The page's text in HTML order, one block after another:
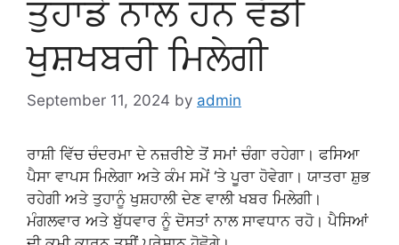
ਤੁਹਾਡੇ ਨਾਲ ਹਨ ਵੱਡੀ
ਖੁਸ਼ਖਬਰੀ ਮਿਲੇਗੀ
September 11, 2024 by admin
ਰਾਸ਼ੀ ਵਿੱਚ ਚੰਦਰਮਾ ਦੇ ਨਜ਼ਰੀਏ ਤੋਂ ਸਮਾਂ ਚੰਗਾ ਰਹੇਗਾ। ਫਸਿਆ
ਪੈਸਾ ਵਾਪਸ ਮਿਲੇਗਾ ਅਤੇ ਕੰਮ ਸਮੇਂ ‘ਤੇ ਪੂਰਾ ਹੋਵੇਗਾ। ਯਾਤਰਾ ਸ਼ੁਭ
ਰਹੇਗੀ ਅਤੇ ਤੁਹਾਨੂੰ ਖੁਸ਼ਹਾਲੀ ਦੇਣ ਵਾਲੀ ਖਬਰ ਮਿਲੇਗੀ।
ਮੰਗਲਵਾਰ ਅਤੇ ਬੁੱਧਵਾਰ ਨੂੰ ਦੋਸਤਾਂ ਨਾਲ ਸਾਵਧਾਨ ਰਹੋ। ਪੈਸਿਆਂ